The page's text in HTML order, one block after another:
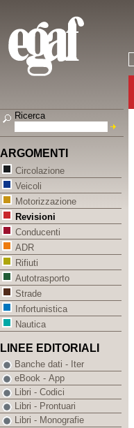
Ricerca
ARGOMENTI
Circolazione
Veicoli
Motorizzazione
Revisioni
Conducenti
ADR
Rifiuti
Autotrasporto
Strade
Infortunistica
Nautica
LINEE EDITORIALI
Banche dati - Iter
eBook - App
Libri - Codici
Libri - Prontuari
Libri - Monografie